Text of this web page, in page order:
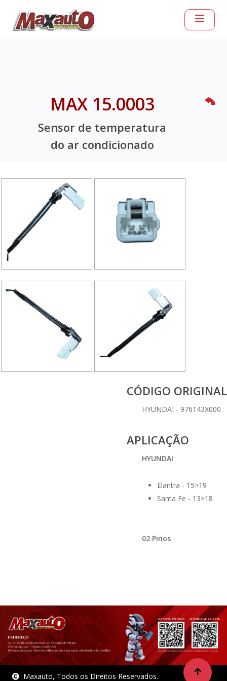
MAX 15.0003
Sensor de temperatura
do ar condicionado
CÓDIGO ORIGINAL
HYUNDAI - 976143X000
APLICAÇÃO
HYUNDAI
Elantra - 15>19
Santa Fe - 13>18
02 Pinos
Maxauto, Todos os Direitos Reservados.